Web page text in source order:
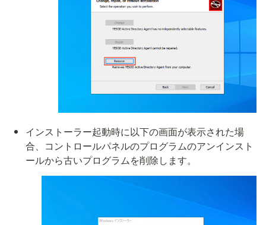
インストーラー起動時に以下の画面が表示された場
合、コントロールパネルのプログラムのアンインスト
ールから古いプログラムを削除します。